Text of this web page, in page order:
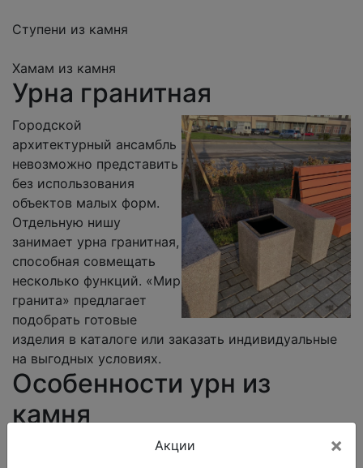
Ступени из камня
Хамам из камня
Урна гранитная
Городской
архитектурный ансамбль
невозможно представить
без использования
объектов малых форм.
Отдельную нишу
занимает урна гранитная,
способная совмещать
несколько функций. «Мир
гранита» предлагает
подобрать готовые
изделия в каталоге или заказать индивидуальные
на выгодных условиях.
Особенности урн из
камня
В исторических районах Санкт-Петербурга и
×
Акции